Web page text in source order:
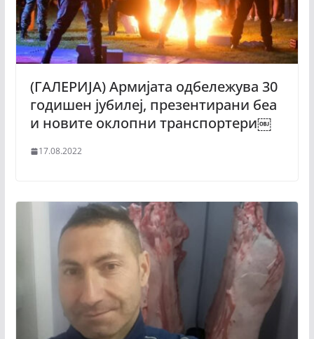
(ГАЛЕРИЈА) Армијата одбележува 30
годишен јубилеј, презентирани беа
и новите оклопни транспортери￼
17.08.2022